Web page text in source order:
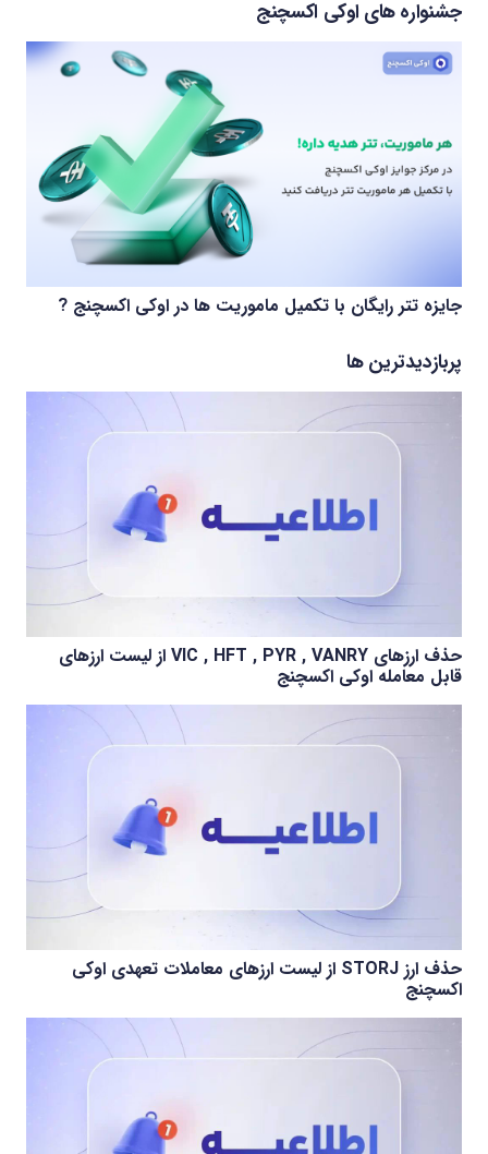
جشنواره های اوکی اکسچنج
جایزه تتر رایگان با تکمیل ماموریت ها در اوکی اکسچنج ?
پربازدیدترین ها
حذف ارزهای VIC , HFT , PYR , VANRY از لیست ارزهای
قابل معامله اوکی اکسچنج
حذف ارز STORJ از لیست ارزهای معاملات تعهدی اوکی
اکسچنج